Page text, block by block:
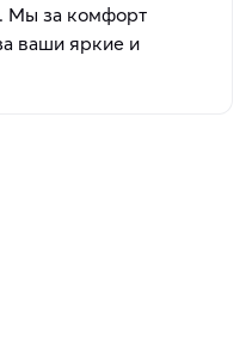
Мы за комфорт
ваши яркие и